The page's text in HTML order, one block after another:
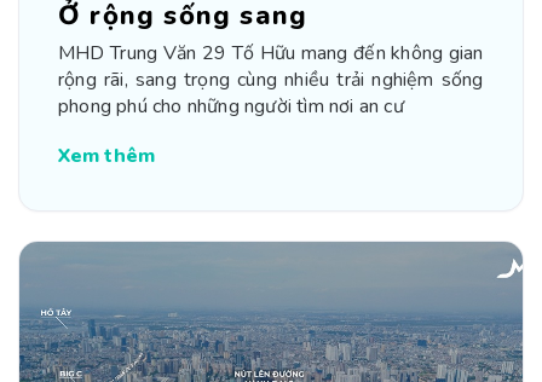
Ở rộng sống sang
MHD Trung Văn 29 Tố Hữu mang đến không gian
rộng rãi, sang trọng cùng nhiều trải nghiệm sống
phong phú cho những người tìm nơi an cư
Xem thêm